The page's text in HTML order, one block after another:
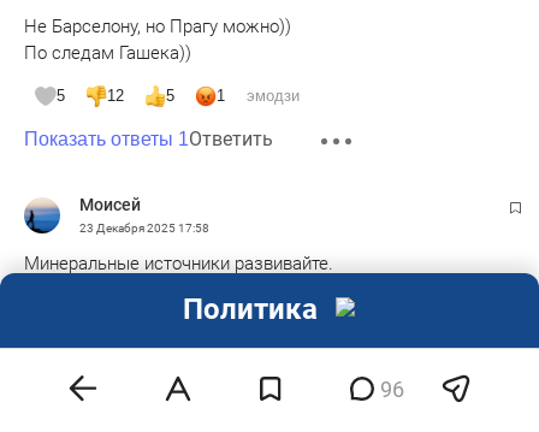
Не Барселону, но Прагу можно))
По следам Гашека))
5 12 5 1 эмодзи
Показать ответы 1Ответить
Моисей
23 Декабря 202517:58
Минеральные источники развивайте.
минеральные воды с разными характеристиками..
Показать ответы 1Ответить
96
Политика